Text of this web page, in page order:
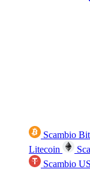
Scambio
Litecoin
Scambio